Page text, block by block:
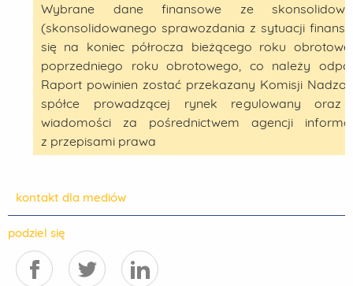
Wybrane dane finansowe ze
(skonsolidowanego sprawozdania z sytuacji
się na koniec półrocza bieżącego roku
poprzedniego roku obrotowego, co należy
Raport powinien zostać przekazany Komisji
spółce prowadzącej rynek regulowany oraz
wiadomości za pośrednictwem agencji
z przepisami prawa
kontakt dla mediów
podziel się